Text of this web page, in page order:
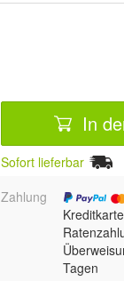
In
Sofort lieferbar
Zahlung
Tagen